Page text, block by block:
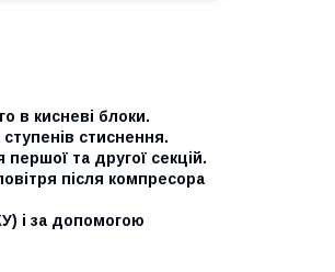
в кисневі блоки.
стиснення.
та другої секцій.
після компресора
і за допомогою